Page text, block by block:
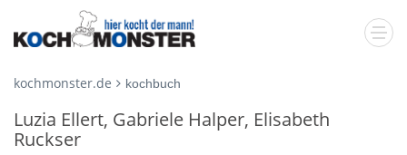
kochmonster.de kochbuch
Luzia Ellert, Gabriele Halper, Elisabeth
Ruckser